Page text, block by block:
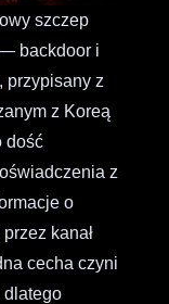
szczep
backdoor i
przypisany z
z Koreą
dość
z
o
kanał
cecha czyni